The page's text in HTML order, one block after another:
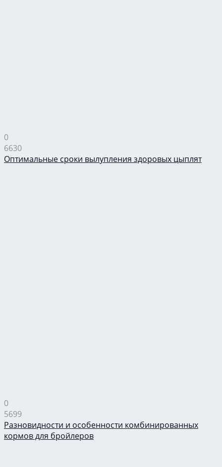
0
6630
Оптимальные сроки вылупления здоровых цыплят
0
5699
Разновидности и особенности комбинированных
кормов для бройлеров